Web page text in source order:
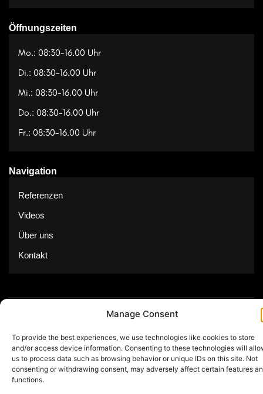
Manage Consent
To provide the best experiences, we use technologies like cookies to store
and/or access device information. Consenting to these technologies will
us to process data such as browsing behavior or unique IDs on this site. Not
consenting or withdrawing consent, may adversely affect certain features
functions.
Öffnungszeiten
Mo.: 08:30-16.00 Uhr
Di.: 08:30-16.00 Uhr
Mi.: 08:30-16.00 Uhr
Do.: 08:30-16.00 Uhr
Fr.: 08:30-16.00 Uhr
Navigation
Referenzen
Videos
Über uns
Kontakt
© Copyright 2025 by Feuerwerk24
Impressum Datenschutz